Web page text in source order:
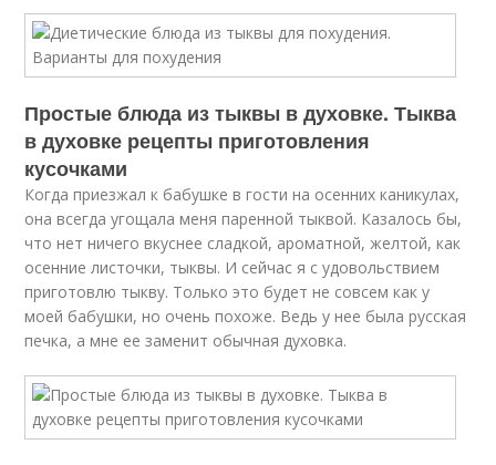
Простые блюда из тыквы в духовке. Тыква
в духовке рецепты приготовления
кусочками
Когда приезжал к бабушке в гости на осенних каникулах,
она всегда угощала меня паренной тыквой. Казалось бы,
что нет ничего вкуснее сладкой, ароматной, желтой, как
осенние листочки, тыквы. И сейчас я с удовольствием
приготовлю тыкву. Только это будет не совсем как у
моей бабушки, но очень похоже. Ведь у нее была русская
печка, а мне ее заменит обычная духовка.